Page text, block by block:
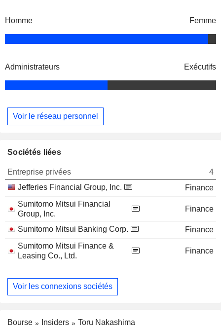
Homme Femme
Administrateurs Exécutifs
Voir le réseau personnel
Sociétés liées
Entreprise privées
4
Jefferies Financial Group, Inc.
Finance
Sumitomo Mitsui Financial
Group, Inc.
Finance
Sumitomo Mitsui Banking Corp.
Finance
Sumitomo Mitsui Finance &
Leasing Co., Ltd.
Finance
Voir les connexions sociétés
Bourse Insiders Toru Nakashima